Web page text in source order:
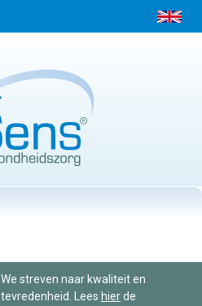
We streven naar kwaliteit en
tevredenheid. Lees hierde